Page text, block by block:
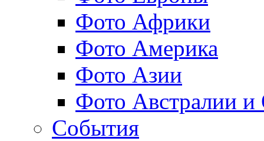
Фото Африки
Фото Америка
Фото Азии
Фото Австралии и
События